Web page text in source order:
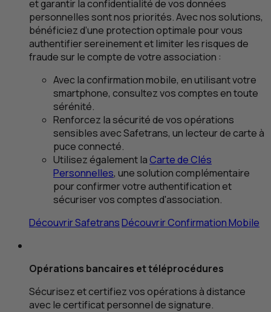
et garantir la confidentialité de vos données
personnelles sont nos priorités. Avec nos solutions,
bénéficiez d’une protection optimale pour vous
authentifier sereinement et limiter les risques de
fraude sur le compte de votre association :
Avec la confirmation mobile, en utilisant votre
smartphone, consultez vos comptes en toute
sérénité.
Renforcez la sécurité de vos opérations
sensibles avec Safetrans, un lecteur de carte à
puce connecté.
Utilisez également laCarte de Clés
Personnelles, une solution complémentaire
pour confirmer votre authentification et
sécuriser vos comptes d'association.
Découvrir SafetransDécouvrir Confirmation Mobile
Opérations bancaires et téléprocédures
Sécurisez et certifiez vos opérations à distance
avec le certificat personnel de signature.